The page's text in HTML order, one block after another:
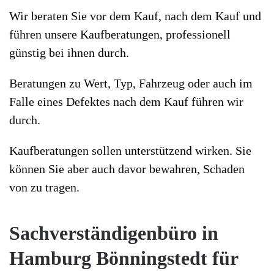
Wir beraten Sie vor dem Kauf, nach dem Kauf und
führen unsere Kaufberatungen, professionell
günstig bei ihnen durch.
Beratungen zu Wert, Typ, Fahrzeug oder auch im
Falle eines Defektes nach dem Kauf führen wir
durch.
Kaufberatungen sollen unterstützend wirken. Sie
können Sie aber auch davor bewahren, Schaden
von zu tragen.
Sachverständigenbüro in
Hamburg Bönningstedt für